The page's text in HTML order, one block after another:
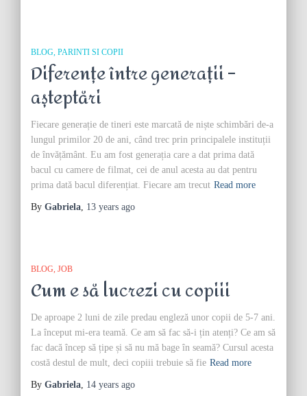
BLOG PARINTI SI COPII
Diferențe între generații –
așteptări
Fiecare generație de tineri este marcată de niște schimbări de-a
lungul primilor 20 de ani, când trec prin principalele instituții
de învățământ. Eu am fost generația care a dat prima dată
bacul cu camere de filmat, cei de anul acesta au dat pentru
prima dată bacul diferențiat. Fiecare am trecut Read more
By Gabriela 13 years ago
BLOG JOB
Cum e să lucrezi cu copiii
De aproape 2 luni de zile predau engleză unor copii de 5-7 ani.
La început mi-era teamă. Ce am să fac să-i țin atenți? Ce am să
fac dacă încep să țipe și să nu mă bage în seamă? Cursul acesta
costă destul de mult, deci copiii trebuie să fie Read more
By Gabriela 14 years ago